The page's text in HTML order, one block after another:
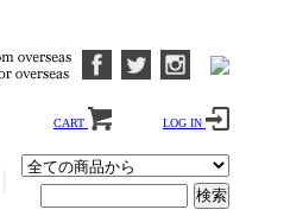
CART LOG IN